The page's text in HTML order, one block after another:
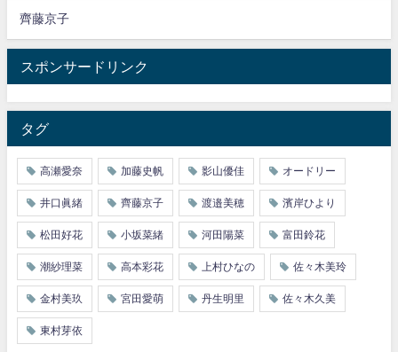
齊藤京子
スポンサードリンク
タグ
高瀬愛奈 加藤史帆 影山優佳 オードリー
井口眞緒 齊藤京子 渡邉美穂 濱岸ひより
松田好花 小坂菜緒 河田陽菜 富田鈴花
潮紗理菜 高本彩花 上村ひなの 佐々木美玲
金村美玖 宮田愛萌 丹生明里 佐々木久美
東村芽依